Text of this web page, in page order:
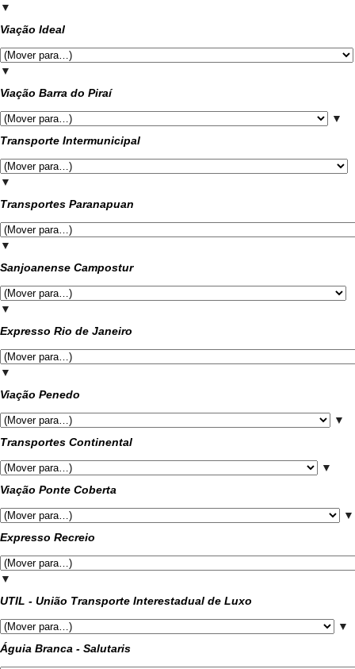
▼
Viação Ideal
▼
Viação Barra do Piraí
▼
Transporte Intermunicipal
▼
Transportes Paranapuan
▼
Sanjoanense Campostur
▼
Expresso Rio de Janeiro
▼
Viação Penedo
▼
Transportes Continental
▼
Viação Ponte Coberta
▼
Expresso Recreio
▼
UTIL - União Transporte Interestadual de Luxo
▼
Águia Branca - Salutaris